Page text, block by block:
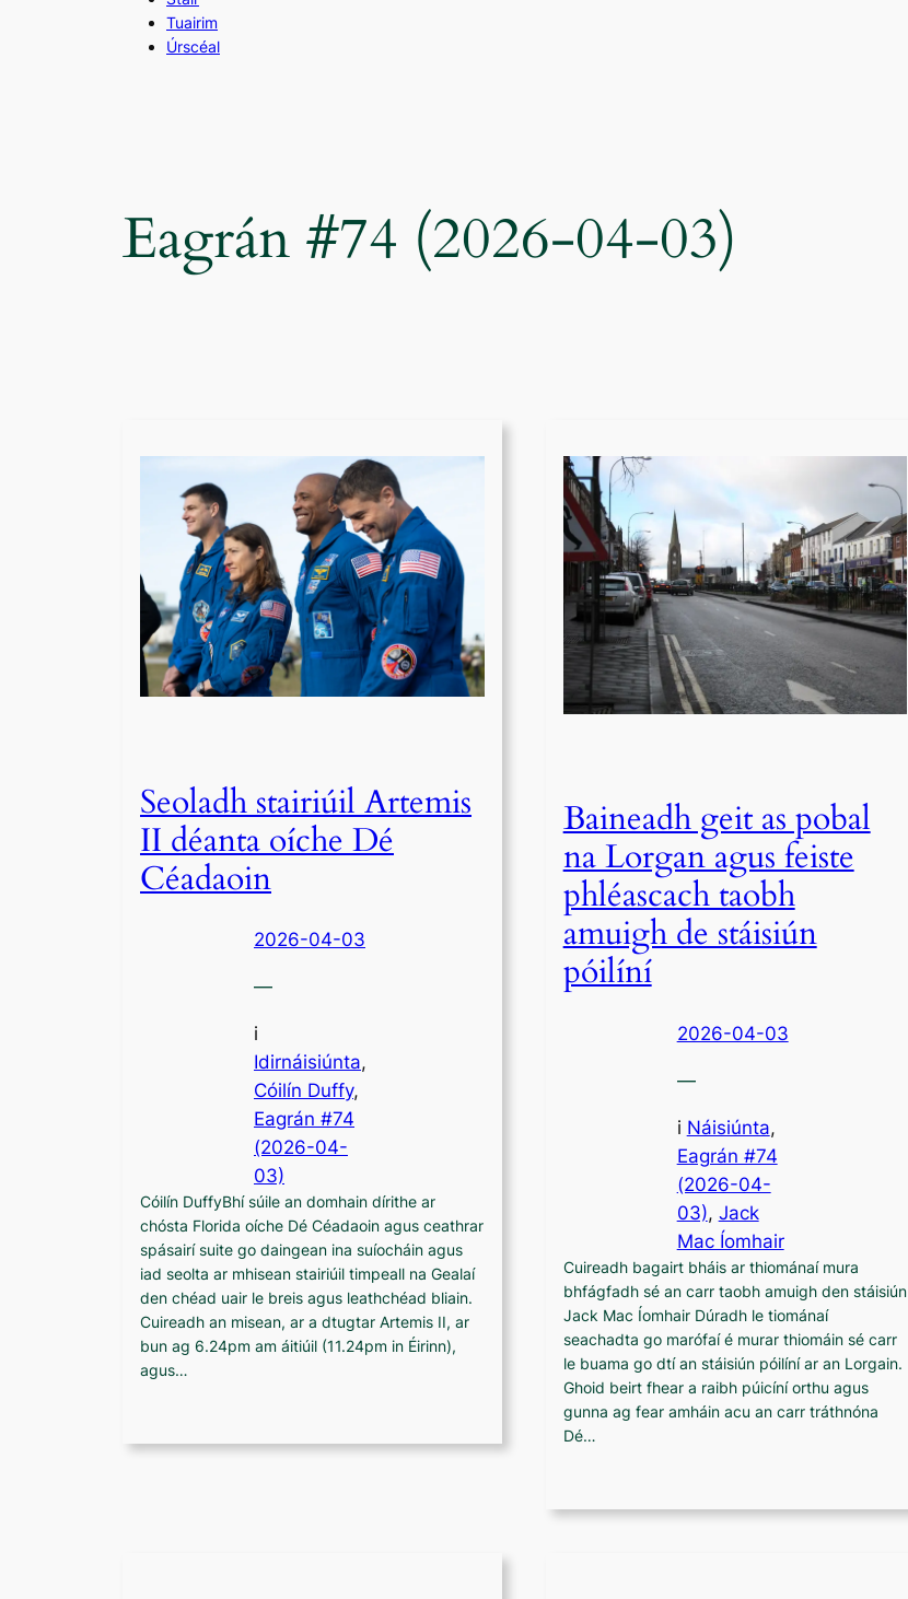
Tuairim
Úrscéal
Eagrán #74 (2026-04-03)
Seoladh stairiúil Artemis
II déanta oíche Dé
Céadaoin
2026-04-03
—
i
Idirnáisiúnta,
Cóilín Duffy
Eagrán #74
(2026-04-
03)
Cóilín DuffyBhí súile an domhain dírithe ar
chósta Florida oíche Dé Céadaoin agus ceathrar
spásairí suite go daingean ina suíocháin agus
iad seolta ar mhisean stairiúil timpeall na Gealaí
den chéad uair le breis agus leathchéad bliain.
Cuireadh an misean, ar a dtugtar Artemis II, ar
bun ag 6.24pm am áitiúil (11.24pm in Éirinn),
agus…
Baineadh geit as pobal
na Lorgan agus feiste
phléascach taobh
amuigh de stáisiún
póilíní
2026-04-03
—
i Náisiúnta,
Eagrán #74
(2026-04-
03), Jack
Mac Íomhair
Cuireadh bagairt bháis ar thiománaí mura
bhfágfadh sé an carr taobh amuigh den stáisiún
Jack Mac Íomhair Dúradh le tiománaí
seachadta go marófaí é murar thiomáin sé carr
le buama go dtí an stáisiún póilíní ar an Lorgain.
Ghoid beirt fhear a raibh púicíní orthu agus
gunna ag fear amháin acu an carr tráthnóna
Dé…